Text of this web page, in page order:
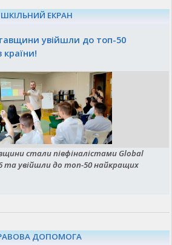
ШКІЛЬНИЙ ЕКРАН
увійшли до топ-50
країни!
стали півфіналістами Global
та увійшли до топ-50 найкращих
ДОПОМОГА